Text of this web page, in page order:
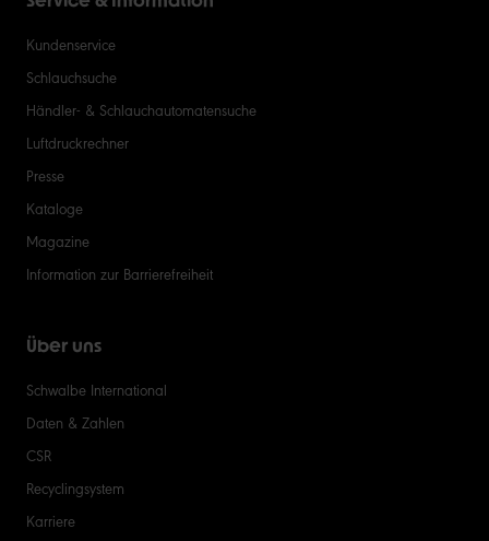
Kundenservice
Schlauchsuche
Händler- & Schlauchautomatensuche
Luftdruckrechner
Presse
Kataloge
Magazine
Information zur Barrierefreiheit
Über uns
Schwalbe International
Daten & Zahlen
CSR
Recyclingsystem
Karriere